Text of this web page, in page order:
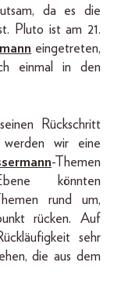
da es die
Pluto ist am 21.
eingetreten,
einmal in den
Rückschritt
wir eine
-Themen
könnten
rund um,
rücken. Auf
sehr
die aus dem